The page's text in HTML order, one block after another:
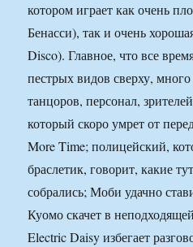
котором играет как очень
Бенасси), так и очень
Disco). Главное, что все
пестрых видов сверху,
танцоров, персонал,
который скоро умрет от
More Time; полицейский,
браслетик, говорит, какие
собрались; Моби удачно
Куомо скачет в
Electric Daisy избегает